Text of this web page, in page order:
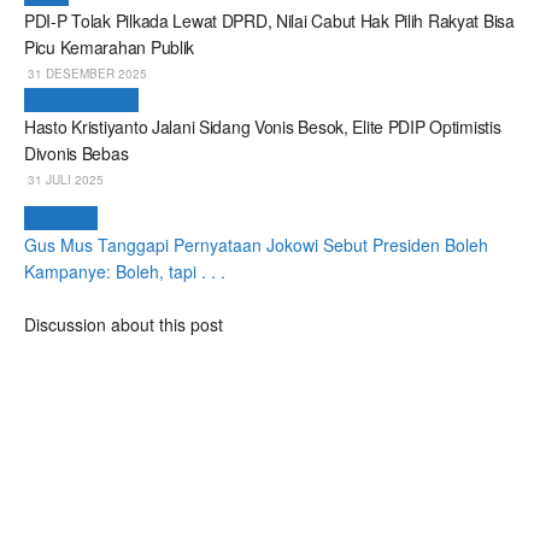
PDI-P Tolak Pilkada Lewat DPRD, Nilai Cabut Hak Pilih Rakyat Bisa
Picu Kemarahan Publik
31 DESEMBER 2025
Hasto Kristiyanto Jalani Sidang Vonis Besok, Elite PDIP Optimistis
Divonis Bebas
31 JULI 2025
Gus Mus Tanggapi Pernyataan Jokowi Sebut Presiden Boleh
Kampanye: Boleh, tapi . . .
Discussion about this post